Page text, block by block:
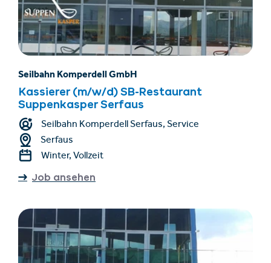
Seilbahn Komperdell GmbH
Kassierer (m/w/d) SB-Restaurant
Suppenkasper Serfaus
Seilbahn Komperdell Serfaus, Service
Serfaus
Winter, Vollzeit
Job ansehen